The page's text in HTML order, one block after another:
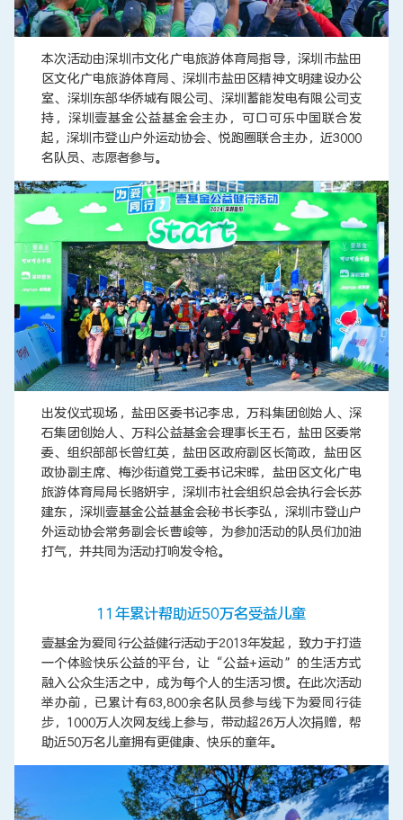
本次活动由深圳市文化广电旅游体育局指导，深圳市盐田
区文化广电旅游体育局、深圳市盐田区精神文明建设办公
室、深圳东部华侨城有限公司、深圳蓄能发电有限公司支
持，深圳壹基金公益基金会主办，可口可乐中国联合发
起，深圳市登山户外运动协会、悦跑圈联合主办，近3000
名队员、志愿者参与。
出发仪式现场，盐田区委书记李忠，万科集团创始人、深
石集团创始人、万科公益基金会理事长王石，盐田区委常
委、组织部部长曾红英，盐田区政府副区长简政，盐田区
政协副主席、梅沙街道党工委书记宋晖，盐田区文化广电
旅游体育局局长骆妍宇，深圳市社会组织总会执行会长苏
建东，深圳壹基金公益基金会秘书长李弘，深圳市登山户
外运动协会常务副会长曹峻等，为参加活动的队员们加油
打气，并共同为活动打响发令枪。
11年累计帮助近50万名受益儿童
壹基金为爱同行公益健行活动于2013年发起，致力于打造
一个体验快乐公益的平台，让“公益+运动”的生活方式
融入公众生活之中，成为每个人的生活习惯。在此次活动
举办前，已累计有63,800余名队员参与线下为爱同行徒
步，1000万人次网友线上参与，带动超26万人次捐赠，帮
助近50万名儿童拥有更健康、快乐的童年。